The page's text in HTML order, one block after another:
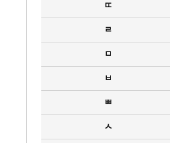
ㄸ
ㄹ
ㅁ
ㅂ
ㅃ
ㅅ